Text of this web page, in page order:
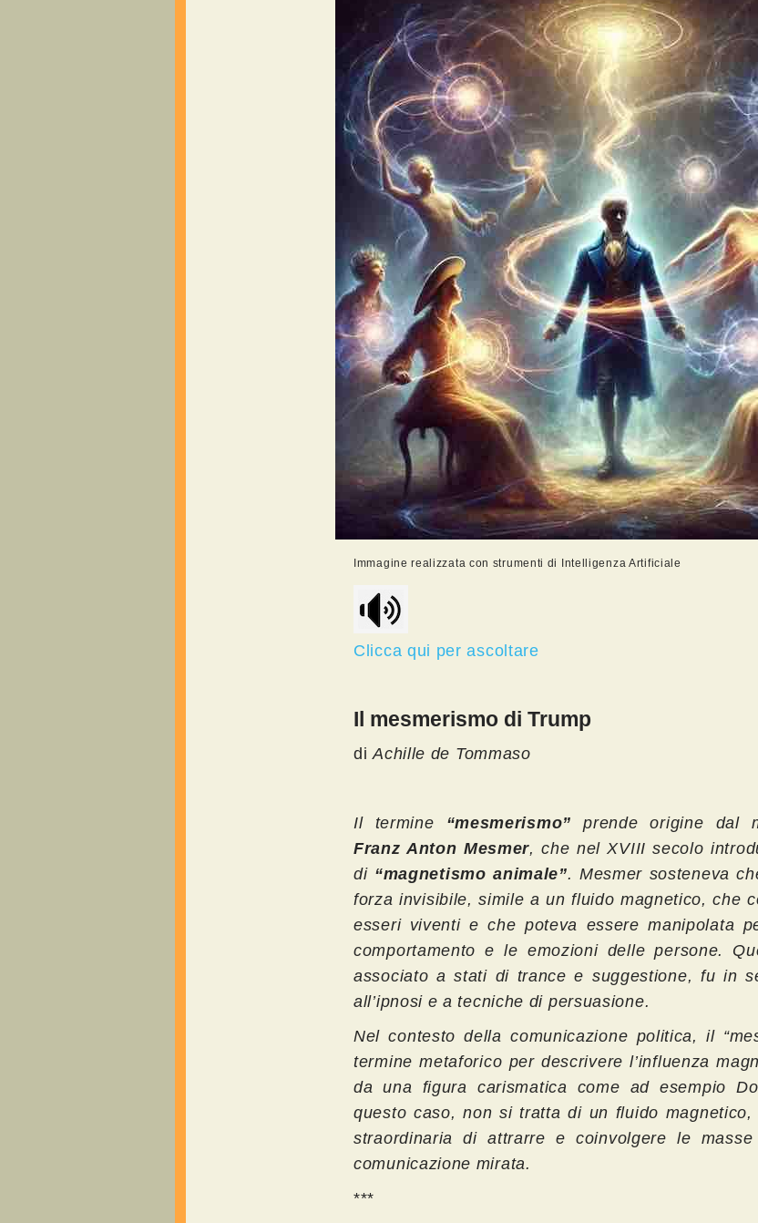
Immagine realizzata con strumenti di Intelligenza Artificiale
Clicca qui per ascoltare
Il mesmerismo di Trump
diAchille de Tommaso
Il termine “mesmerismo” prende origine dal
Franz Anton Mesmer, che nel XVIII secolo
di “magnetismo animale”. Mesmer sosteneva
forza invisibile, simile a un fluido magnetico, che
esseri viventi e che poteva essere manipolata
comportamento e le emozioni delle persone.
associato a stati di trance e suggestione, fu in
all’ipnosi e a tecniche di persuasione.
Nel contesto della comunicazione politica, il
termine metaforico per descrivere l’influenza
da una figura carismatica come ad esempio
questo caso, non si tratta di un fluido
straordinaria di attrarre e coinvolgere le
comunicazione mirata.
***